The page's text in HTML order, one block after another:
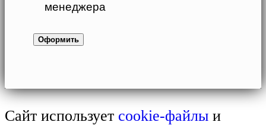
менеджера
Сайт использует cookie-файлы и